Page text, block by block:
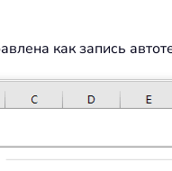
как запись